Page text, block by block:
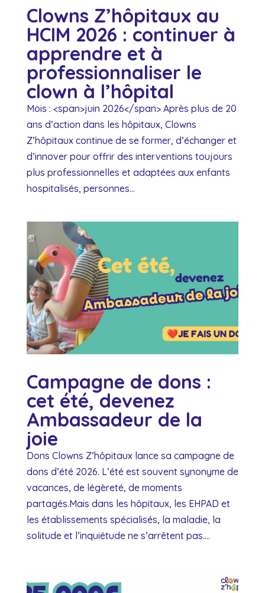
Clowns Z’hôpitaux au
HCIM 2026 : continuer à
apprendre et à
professionnaliser le
clown à l’hôpital
Mois : <span>juin 2026</span> Après plus de 20
ans d’action dans les hôpitaux, Clowns
Z’hôpitaux continue de se former, d’échanger et
d’innover pour offrir des interventions toujours
plus professionnelles et adaptées aux enfants
hospitalisés, personnes...
Campagne de dons :
cet été, devenez
Ambassadeur de la
joie
Dons Clowns Z’hôpitaux lance sa campagne de
dons d’été 2026. L’été est souvent synonyme de
vacances, de légèreté, de moments
partagés.Mais dans les hôpitaux, les EHPAD et
les établissements spécialisés, la maladie, la
solitude et l’inquiétude ne s’arrêtent pas....